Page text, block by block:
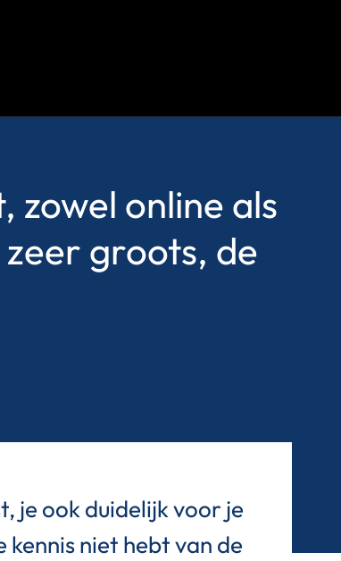
zowel online als
groots, de
je ook duidelijk voor je
niet hebt van de